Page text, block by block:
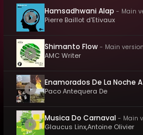
Hamsadhwani Alap - Main
Pierre Baillot d'Etivaux
Shimanto Flow - Main version
AMC Writer
Enamorados De La Noche A
Paco Antequera De
Musica Do Carnaval - Main
Glaucus Linx,Antoine Olivier